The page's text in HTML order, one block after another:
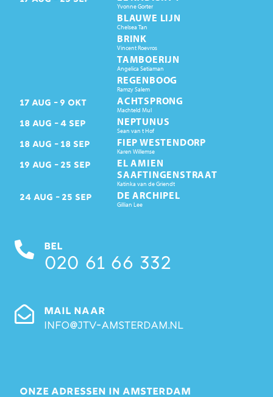
Yvonne Gorter
BLAUWE LIJN
Chelsea Tan
BRINK
Vincent Roevros
TAMBOERIJN
Angelica Setiaman
REGENBOOG
Ramzy Salem
17 AUG 9 OKT ACHTSPRONG
Machteld Mul
18 AUG 4 SEP NEPTUNUS
Sean van t Hof
18 AUG 18 SEP FIEP WESTENDORP
Karen Willemse
19 AUG 25 SEP
EL AMIEN
SAAFTINGENSTRAAT
Katinka van de Griendt
24 AUG 25 SEP DE ARCHIPEL
Gillian Lee
BEL
020 61 66 332
MAIL NAAR
info@jtv-amsterdam.nl
ONZE ADRESSEN IN AMSTERDAM